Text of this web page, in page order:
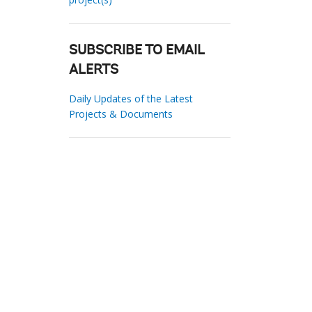
SUBSCRIBE TO EMAIL
ALERTS
Daily Updates of the Latest
Projects & Documents